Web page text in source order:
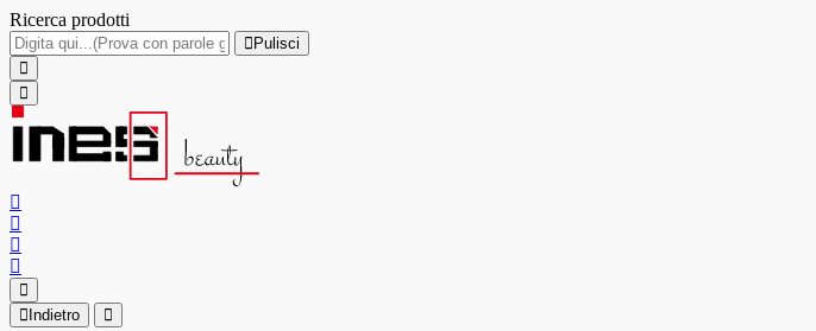
Ricerca prodotti
Pulisci
Indietro